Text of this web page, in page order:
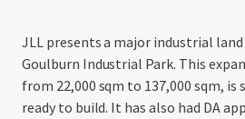
JLL presents a major industrial
Goulburn Industrial Park. This
from 22,000 sqm to 137,000 sqm, is
ready to build. It has also had DA